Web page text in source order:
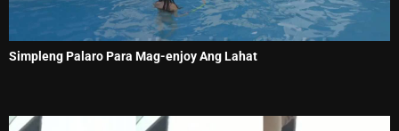
Simpleng Palaro Para Mag-enjoy Ang Lahat